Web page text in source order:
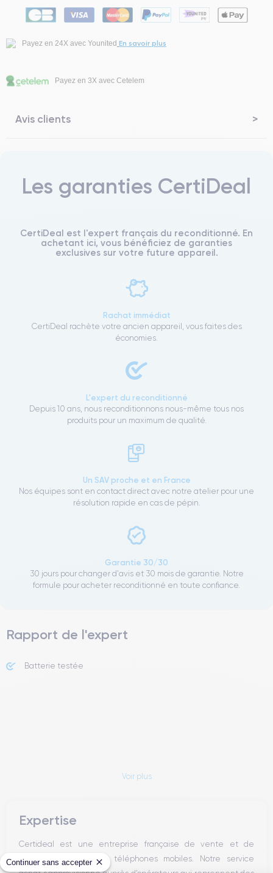
Continuer sans accepter
Payez en 24X avec Younited En savoir plus
Payez en 3X avec Cetelem
Avis clients
Les garanties CertiDeal
CertiDeal est l'expert français du reconditionné. En
achetant ici, vous bénéficiez de garanties
exclusives sur votre future appareil.
Rachat immédiat
CertiDeal rachète votre ancien appareil, vous faites des
économies.
L'expert du reconditionné
Depuis 10 ans, nous reconditionnons nous-même tous nos
produits pour un maximum de qualité.
Un SAV proche et en France
Nos équipes sont en contact direct avec notre atelier pour une
résolution rapide en cas de pépin.
Garantie 30/30
30 jours pour changer d'avis et 30 mois de garantie. Notre
formule pour acheter reconditionné en toute confiance.
Rapport de l'expert
Batterie testée
Voir plus
Expertise
Certideal est une entreprise française de vente et de
reconditionnement de téléphones mobiles. Notre service